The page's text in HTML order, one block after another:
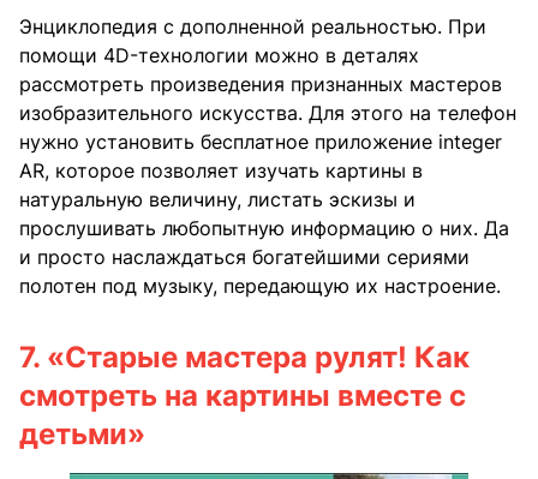
Энциклопедия с дополненной реальностью. При
помощи 4D-технологии можно в деталях
рассмотреть произведения признанных мастеров
изобразительного искусства. Для этого на телефон
нужно установить бесплатное приложение integer
AR, которое позволяет изучать картины в
натуральную величину, листать эскизы и
прослушивать любопытную информацию о них. Да
и просто наслаждаться богатейшими сериями
полотен под музыку, передающую их настроение.
7. «Старые мастера рулят! Как
смотреть на картины вместе с
детьми»